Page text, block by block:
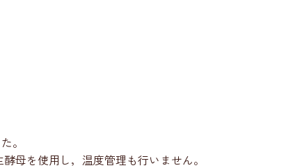
。
母を使用し，温度管理も行いません。